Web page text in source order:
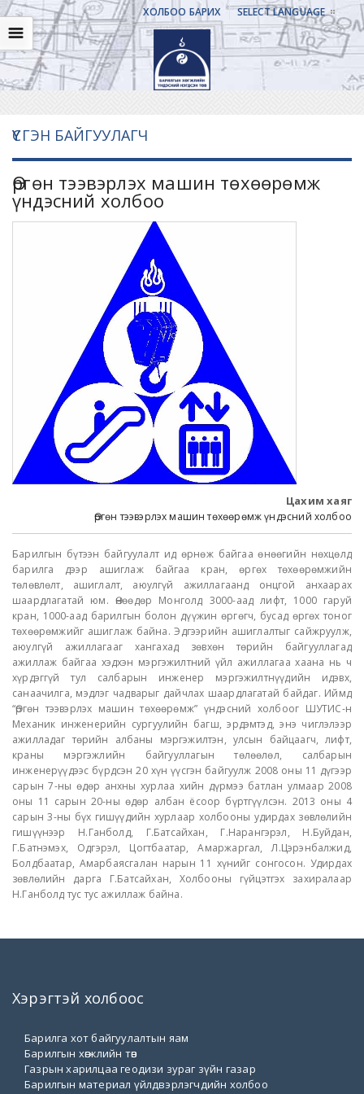
ХОЛБОО БАРИХ SELECT LANGUAGE
☰
ҮҮСГЭН БАЙГУУЛАГЧ
Өргөн тээвэрлэх машин төхөөрөмж
үндэсний холбоо
Цахим хаяг
Өргөн тээвэрлэх машин төхөөрөмж үндэсний холбоо
Барилгын бүтээн байгуулалт ид өрнөж байгаа өнөөгийн нөхцөлд
барилга дээр ашиглаж байгаа кран, өргөх төхөөрөмжийн
төлөвлөлт, ашиглалт, аюулгүй ажиллагаанд онцгой анхаарах
шаардлагатай юм. Өнөөдөр Монголд 3000-аад лифт, 1000 гаруй
кран, 1000-аад барилгын болон дүүжин өргөгч, бусад өргөх тоног
төхөөрөмжийг ашиглаж байна. Эдгээрийн ашиглалтыг сайжруулж,
аюулгүй ажиллагааг хангахад зөвхөн төрийн байгууллагад
ажиллаж байгаа хэдхэн мэргэжилтний үйл ажиллагаа хаана нь ч
хүрдэггүй тул салбарын инженер мэргэжилтнүүдийн идэвх,
санаачилга, мэдлэг чадварыг дайчлах шаардлагатай байдаг. Иймд
“Өргөн тээвэрлэх машин төхөөрөмж” үндэсний холбоог ШУТИС-н
Механик инженерийн сургуулийн багш, эрдэмтэд, энэ чиглэлээр
ажилладаг төрийн албаны мэргэжилтэн, улсын байцаагч, лифт,
краны мэргэжлийн байгууллагын төлөөлөл, салбарын
инженерүүдээс бүрдсэн 20 хүн үүсгэн байгуулж 2008 оны 11 дүгээр
сарын 7-ны өдөр анхны хурлаа хийн дүрмээ батлан улмаар 2008
оны 11 сарын 20-ны өдөр албан ёсоор бүртгүүлсэн. 2013 оны 4
сарын 3-ны бүх гишүүдийн хурлаар холбооны удирдах зөвлөлийн
гишүүнээр Н.Ганболд, Г.Батсайхан, Г.Нарангэрэл, Н.Буйдан,
Г.Батнэмэх, Одгэрэл, Цогтбаатар, Амаржаргал, Л.Цэрэнбалжид,
Болдбаатар, Амарбаясгалан нарын 11 хүнийг сонгосон. Удирдах
зөвлөлийн дарга Г.Батсайхан, Холбооны гүйцэтгэх захиралаар
Н.Ганболд тус тус ажиллаж байна.
Хэрэгтэй холбоос
Барилга хот байгуулалтын яам
Барилгын хөгжлийн төв
Газрын харилцаа геодизи зураг зүйн газар
Барилгын материал үйлдвэрлэгчдийн холбоо